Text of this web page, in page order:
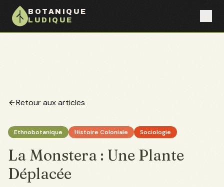
BOTANIQUE
LUDIQUE
Retour aux articles
Ethnobotanique Histoire Coloniale Sociologie
La Monstera : Une Plante
Déplacée